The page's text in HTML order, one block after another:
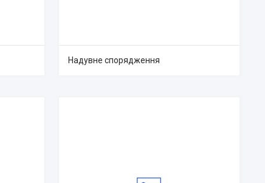
Надувне спорядження